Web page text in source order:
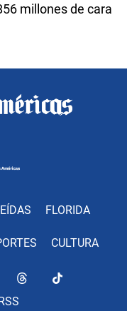
millones de cara
FLORIDA
CULTURA
RSS